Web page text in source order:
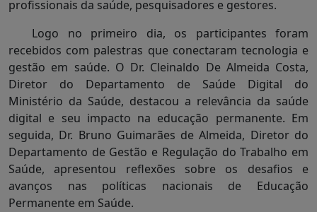
profissionais da saúde, pesquisadores e gestores.
Logo no primeiro dia, os participantes foram
recebidos com palestras que conectaram tecnologia e
gestão em saúde. O Dr. Cleinaldo De Almeida Costa,
Diretor do Departamento de Saúde Digital do
Ministério da Saúde, destacou a relevância da saúde
digital e seu impacto na educação permanente. Em
seguida, Dr. Bruno Guimarães de Almeida, Diretor do
Departamento de Gestão e Regulação do Trabalho em
Saúde, apresentou reflexões sobre os desafios e
avanços nas políticas nacionais de Educação
Permanente em Saúde.